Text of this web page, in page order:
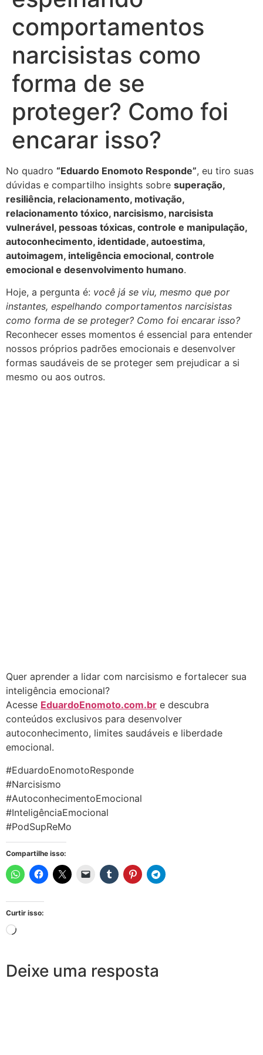
comportamentos
narcisistas como
forma de se
proteger? Como foi
encarar isso?
No quadro “Eduardo Enomoto Responde”, eu tiro suas
dúvidas e compartilho insights sobre superação,
resiliência, relacionamento, motivação,
relacionamento tóxico, narcisismo, narcisista
vulnerável, pessoas tóxicas, controle e manipulação,
autoconhecimento, identidade, autoestima,
autoimagem, inteligência emocional, controle
emocional e desenvolvimento humano.
Hoje, a pergunta é: você já se viu, mesmo que por
instantes, espelhando comportamentos narcisistas
como forma de se proteger? Como foi encarar isso?
Reconhecer esses momentos é essencial para entender
nossos próprios padrões emocionais e desenvolver
formas saudáveis de se proteger sem prejudicar a si
mesmo ou aos outros.
Quer aprender a lidar com narcisismo e fortalecer sua
inteligência emocional?
Acesse EduardoEnomoto.com.br e descubra
conteúdos exclusivos para desenvolver
autoconhecimento, limites saudáveis e liberdade
emocional.
#EduardoEnomotoResponde
#Narcisismo
#AutoconhecimentoEmocional
#InteligênciaEmocional
#PodSupReMo
Compartilhe isso:
Curtir isso:
Deixe uma resposta